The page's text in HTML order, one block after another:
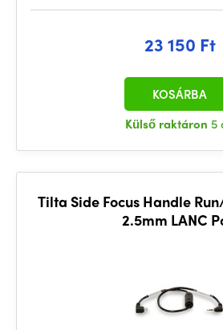
23 150 Ft
Külső raktáron 5
KOSÁRBA
Tilta Side Focus Handle
2.5mm LANC